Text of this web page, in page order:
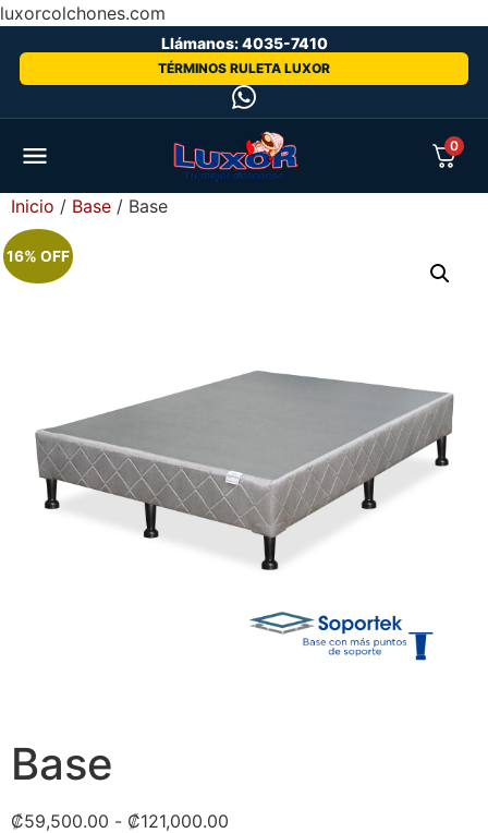
luxorcolchones.com
Llámanos: 4035-7410
TÉRMINOS RULETA LUXOR
0
Inicio / Base / Base
16% OFF
Base
₡59,500.00 - ₡121,000.00